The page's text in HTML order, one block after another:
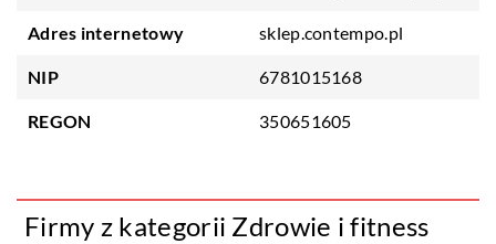
Adres internetowy sklep.contempo.pl
NIP 6781015168
REGON 350651605
Firmy z kategorii Zdrowie i fitness